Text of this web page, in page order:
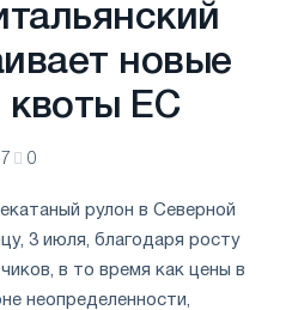
новые
квоты ЕС
0
рулон в Северной
3 июля, благодаря росту
в то время как цены в
неопределенности,